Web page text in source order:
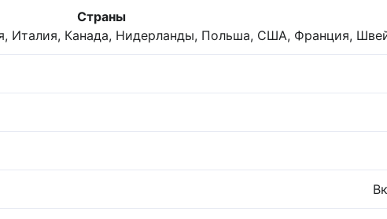
Страны
Италия, Канада, Нидерланды, Польша, США, Франция,